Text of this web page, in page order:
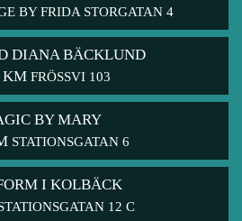
BY FRIDA STORGATAN 4
DIANA BÄCKLUND
KM FRÖSSVI 103
BY MARY
STATIONSGATAN 6
I KOLBÄCK
12 C